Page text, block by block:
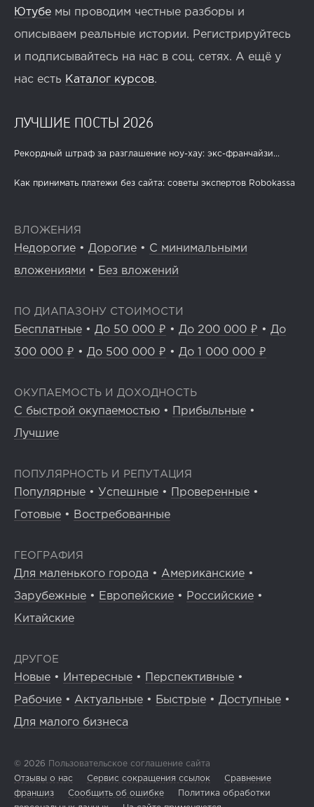
Ютубе мы проводим честные разборы и
описываем реальные истории. Регистрируйтесь
и подписывайтесь на нас в соц. сетях. А ещё у
нас есть Каталог курсов.
ЛУЧШИЕ ПОСТЫ 2026
Рекордный штраф за разглашение ноу-хау: экс-франчайзи...
Как принимать платежи без сайта: советы экспертов Robokassa
ВЛОЖЕНИЯ
Недорогие • Дорогие • С минимальными
вложениями • Без вложений
ПО ДИАПАЗОНУ СТОИМОСТИ
Бесплатные • До 50 000 ₽ • До 200 000 ₽ • До
300 000 ₽ • До 500 000 ₽ • До 1 000 000 ₽
ОКУПАЕМОСТЬ И ДОХОДНОСТЬ
С быстрой окупаемостью • Прибыльные •
Лучшие
ПОПУЛЯРНОСТЬ И РЕПУТАЦИЯ
Популярные • Успешные • Проверенные •
Готовые • Востребованные
ГЕОГРАФИЯ
Для маленького города • Американские •
Зарубежные • Европейские • Российские •
Китайские
ДРУГОЕ
Новые • Интересные • Перспективные •
Рабочие • Актуальные • Быстрые • Доступные •
Для малого бизнеса
© 2026 Пользовательское соглашение сайта
Отзывы о нас
Сервис сокращения ссылок
Сравнение
франшиз
Сообщить об ошибке
Политика обработки